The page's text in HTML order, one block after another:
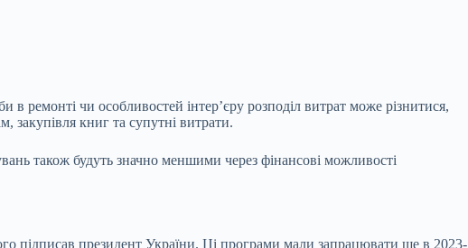
ремонті чи особливостей інтер’єру розподіл витрат може різнитися,
закупівля книг та супутні витрати.
також будуть значно меншими через фінансові можливості
підписав президент України. Ці програми мали запрацювати ще в 2023-